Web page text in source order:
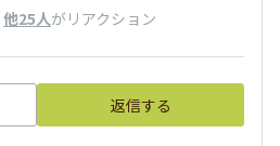
他25人がリアクション
返信する